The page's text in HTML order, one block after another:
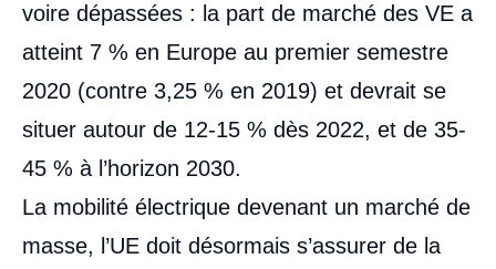
voire dépassées : la part de marché des VE a
atteint 7 % en Europe au premier semestre
2020 (contre 3,25 % en 2019) et devrait se
situer autour de 12-15 % dès 2022, et de 35-
45 % à l’horizon 2030.
La mobilité électrique devenant un marché de
masse, l’UE doit désormais s’assurer de la